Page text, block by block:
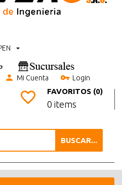
Mi Cuenta Login
FAVORITOS (0)
0 items
BUSCAR...